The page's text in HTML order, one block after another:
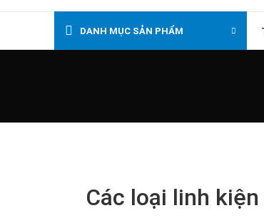
DANH MỤC SẢN PHẨM
Các loại linh